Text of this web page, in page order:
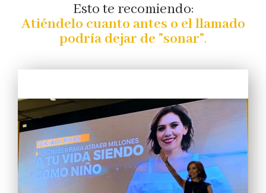
Esto te recomiendo:
Atiéndelo cuanto antes o el llamado
podría dejar de "sonar".